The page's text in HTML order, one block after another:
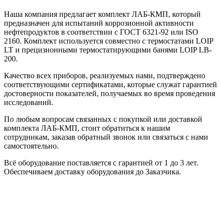
Наша компания предлагает комплект ЛАБ-КМП, который
предназначен для испытаний коррозионной активности
нефтепродуктов в соответствии с ГОСТ 6321-92 или ISO
2160. Комплект используется совместно с термостатами LOIP
LT и прецизионными термостатирующими банями LOIP LB-
200.
Качество всех приборов, реализуемых нами, подтверждено
соответствующими сертификатами, которые служат гарантией
достоверности показателей, получаемых во время проведения
исследований.
По любым вопросам связанных с покупкой или доставкой
комплекта ЛАБ-КМП, стоит обратиться к нашим
сотрудникам, заказав обратный звонок или связаться с нами
самостоятельно.
Всё оборудование поставляется с гарантией от 1 до 3 лет.
Обеспечиваем доставку оборудования до Заказчика.